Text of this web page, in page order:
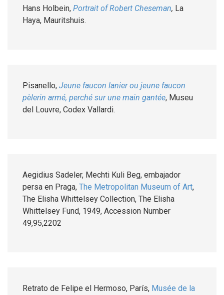
Hans Holbein, Portrait of Robert Cheseman, La
Haya, Mauritshuis.
Pisanello, Jeune faucon lanier ou jeune faucon
pèlerin armé, perché sur une main gantée, Museu
del Louvre, Codex Vallardi.
Aegidius Sadeler, Mechti Kuli Beg, embajador
persa en Praga, The Metropolitan Museum of Art,
The Elisha Whittelsey Collection, The Elisha
Whittelsey Fund, 1949, Accession Number
49,95,2202
Retrato de Felipe el Hermoso, París, Musée de la